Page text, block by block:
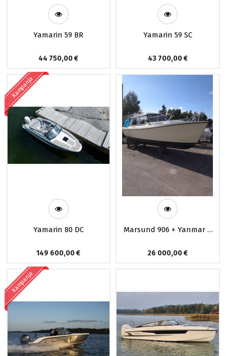
Yamarin 59 BR
44 750,00€
Yamarin 59 SC
43 700,00€
Kampanja
Yamarin 80 DC
149 600,00€
Marsund 906 + Yanmar 4
26 000,00€
Kampanja